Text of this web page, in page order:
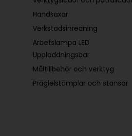
Handsaxar
Verkstadsinredning
Arbetslampa LED
Uppladdningsbar
Måltillbehör och verktyg
Präglelstämplar och stansar